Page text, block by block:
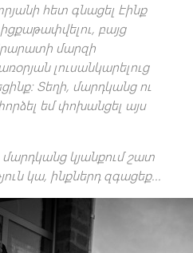
հետ գնացել էինք
բայց
մարզի
լուսանկարելուց
Տեղի, մարդկանց ու
եմ փոխանցել այս
կյանքում շատ
կա, ինքներդ զգացեք...